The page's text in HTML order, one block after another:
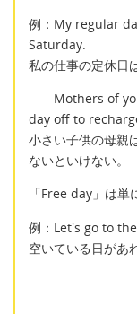
例：My regular
Saturday.
私の仕事の定休日
Mothers of
day off to
小さい子供の母親
ないといけない。
「Free day」は単
例：Let's go to
空いている日があ